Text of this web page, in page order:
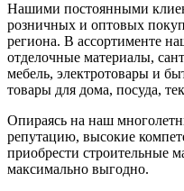
Нашими постоянными
розничных и оптовых
региона. В ассортименте
отделочные материалы,
мебель, электротовары и
товары для дома, посуда,
Опираясь на наш
репутацию, высокие
приобрести строительные
максимально выгодно.